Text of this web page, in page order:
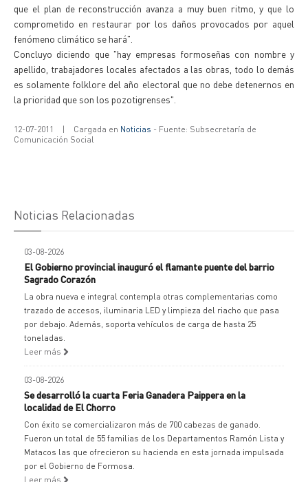
que el plan de reconstrucción avanza a muy buen ritmo, y que lo
comprometido en restaurar por los daños provocados por aquel
fenómeno climático se hará".
Concluyo diciendo que "hay empresas formoseñas con nombre y
apellido, trabajadores locales afectados a las obras, todo lo demás
es solamente folklore del año electoral que no debe detenernos en
la prioridad que son los pozotigrenses".
12-07-2011 | Cargada en Noticias - Fuente: Subsecretaría de
Comunicación Social
Noticias Relacionadas
03-08-2026
El Gobierno provincial inauguró el flamante puente del barrio
Sagrado Corazón
La obra nueva e integral contempla otras complementarias como
trazado de accesos, iluminaria LED y limpieza del riacho que pasa
por debajo. Además, soporta vehículos de carga de hasta 25
toneladas.
Leer más
03-08-2026
Se desarrolló la cuarta Feria Ganadera Paippera en la
localidad de El Chorro
Con éxito se comercializaron más de 700 cabezas de ganado.
Fueron un total de 55 familias de los Departamentos Ramón Lista y
Matacos las que ofrecieron su hacienda en esta jornada impulsada
por el Gobierno de Formosa.
Leer más